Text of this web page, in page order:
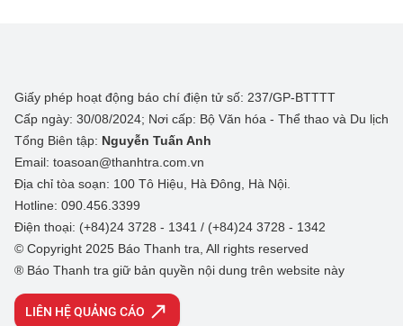
Giấy phép hoạt động báo chí điện tử số: 237/GP-BTTTT
Cấp ngày: 30/08/2024; Nơi cấp: Bộ Văn hóa - Thể thao và Du lịch
Tổng Biên tập: Nguyễn Tuấn Anh
Email: toasoan@thanhtra.com.vn
Địa chỉ tòa soạn: 100 Tô Hiệu, Hà Đông, Hà Nội.
Hotline: 090.456.3399
Điện thoại: (+84)24 3728 - 1341 / (+84)24 3728 - 1342
© Copyright 2025 Báo Thanh tra, All rights reserved
® Báo Thanh tra giữ bản quyền nội dung trên website này
LIÊN HỆ QUẢNG CÁO